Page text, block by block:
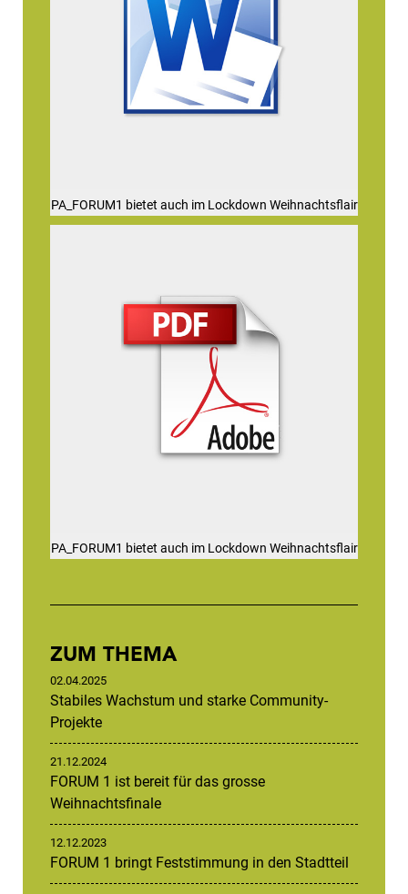
PA_FORUM1 bietet auch im Lockdown Weihnachtsflair
PA_FORUM1 bietet auch im Lockdown Weihnachtsflair
ZUM THEMA
02.04.2025
Stabiles Wachstum und starke Community-
Projekte
21.12.2024
FORUM 1 ist bereit für das grosse
Weihnachtsfinale
12.12.2023
FORUM 1 bringt Feststimmung in den Stadtteil